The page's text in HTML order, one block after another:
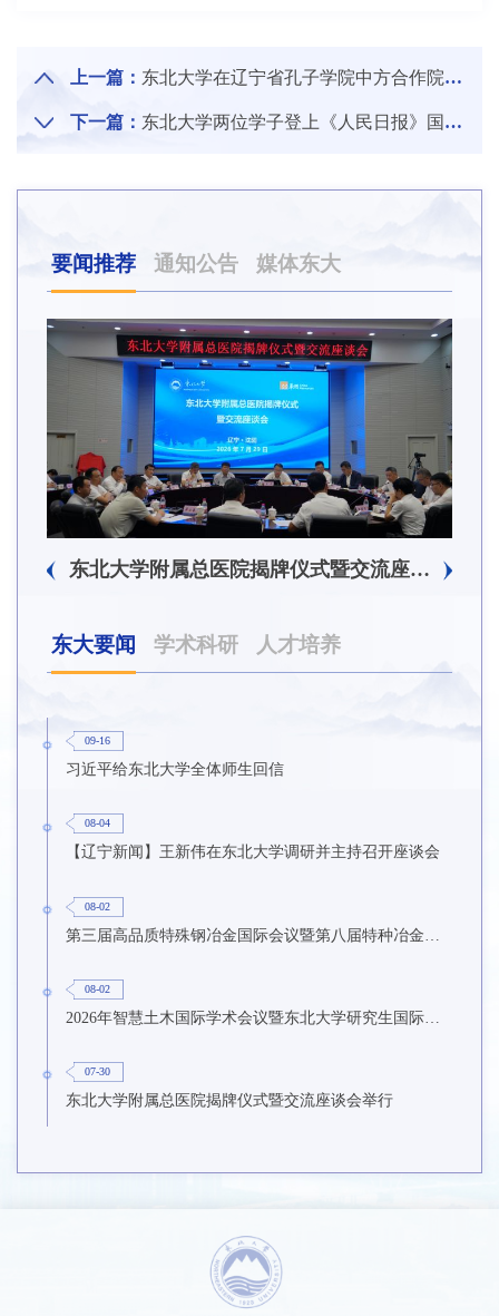
上一篇： 东北大学在辽宁省孔子学院中方合作院校发挥主体作用评估中获评优秀
下一篇： 东北大学两位学子登上《人民日报》国家奖学金获奖学生代表名录
要闻推荐 通知公告 媒体东大
东北大学附属总医院揭牌仪式暨交流座谈会举行
东大要闻 学术科研 人才培养
09-16
习近平给东北大学全体师生回信
08-04
【辽宁新闻】王新伟在东北大学调研并主持召开座谈会
08-02
08-02
2026年智慧土木国际学术会议暨东北大学研究生国际暑期学校第九期在东北大学召开
07-30
东北大学附属总医院揭牌仪式暨交流座谈会举行